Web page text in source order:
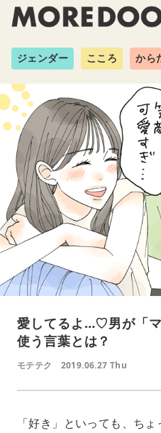
ジェンダー こころ から
愛してるよ…♡男が「
使う言葉とは？
モテテク 2019.06.27 Thu
「好き」といっても、ち